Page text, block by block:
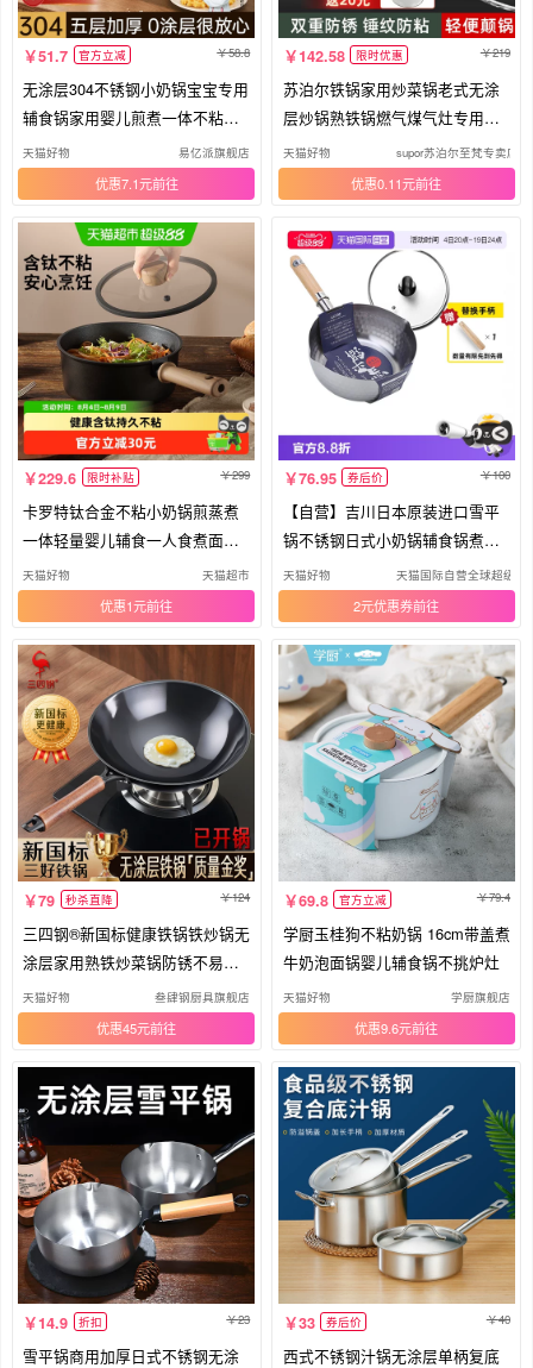
51.7 官方立减 58.8
无涂层304不锈钢小奶锅宝宝专用
辅食锅家用婴儿煎煮一体不粘蒸
锅
天猫好物 易亿派旗舰店
优惠7.1元
142.58 限时优惠 219
苏泊尔铁锅家用炒菜锅老式无涂
层炒锅熟铁锅燃气煤气灶专用免
开锅
天猫好物 supor苏泊尔至梵专卖店
优惠0.11元
229.6 限时补贴 299
卡罗特钛合金不粘小奶锅煎蒸煮
一体轻量婴儿辅食一人食煮面汤
锅
天猫好物 天猫超市
优惠1元
76.95 券后价 100
【自营】吉川日本原装进口雪平
锅不锈钢日式小奶锅辅食锅煮泡
面锅
天猫好物 天猫国际自营全球超级店
2元优惠券
79 秒杀直降 124
三四钢®新国标健康铁锅铁炒锅无
涂层家用熟铁炒菜锅防锈不易粘
锅
天猫好物 叁肆钢厨具旗舰店
优惠45元
69.8 官方立减 79.4
学厨玉桂狗不粘奶锅 16cm带盖煮
牛奶泡面锅婴儿辅食锅不挑炉灶
天猫好物 学厨旗舰店
优惠9.6元
14.9 折扣 23
雪平锅商用加厚日式不锈钢无涂
33 券后价 40
西式不锈钢汁锅无涂层单柄复底